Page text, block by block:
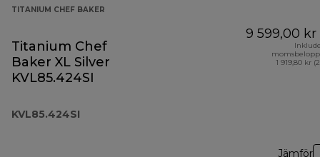
TITANIUM CHEF BAKER
Titanium Chef
Baker XL Silver
KVL85.424SI
KVL85.424SI
9 599,00 kr
1 919,80 kr
Jämför